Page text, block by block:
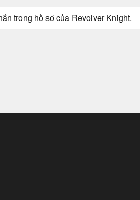
trong hồ sơ của Revolver Knight.